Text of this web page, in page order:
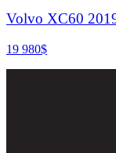
Volvo XC60
19 980$